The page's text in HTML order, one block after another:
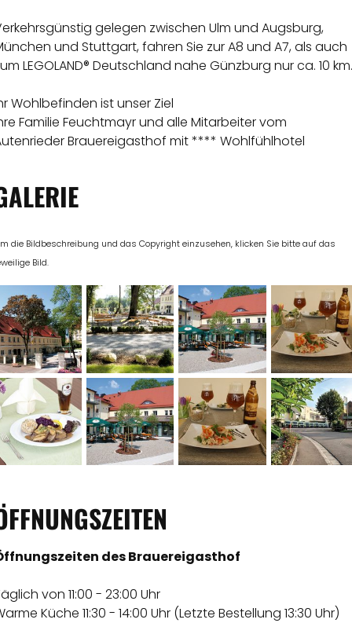
gelegen zwischen Ulm und Augsburg,
und Stuttgart, fahren Sie zur A8 und A7, als auch
LEGOLAND® Deutschland nahe Günzburg nur ca. 10 km.
Wohlbefinden ist unser Ziel
Familie Feuchtmayr und alle Mitarbeiter vom
Brauereigasthof mit **** Wohlfühlhotel
die Bildbeschreibung und das Copyright einzusehen, klicken Sie bitte auf das
Bild.
des Brauereigasthof
von 11:00 - 23:00 Uhr
Küche 11:30 - 14:00 Uhr (Letzte Bestellung 13:30